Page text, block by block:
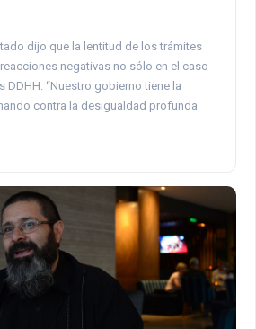
dijo que la lentitud de los trámites
negativas no sólo en el caso
DDHH. “Nuestro gobierno tiene la
contra la desigualdad profunda